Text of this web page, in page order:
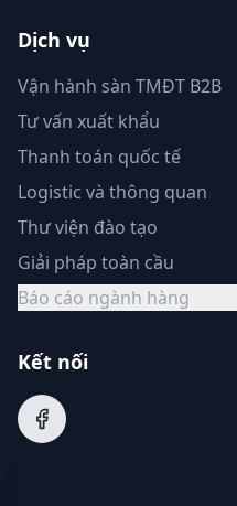
Dịch vụ
Vận hành sàn TMĐT B2B
Tư vấn xuất khẩu
Thanh toán quốc tế
Logistic và thông quan
Thư viện đào tạo
Giải pháp toàn cầu
Báo cáo ngành hàng
Kết nối